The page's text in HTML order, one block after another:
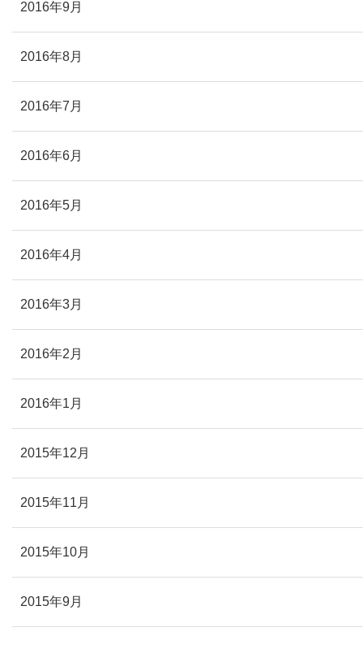
2016年9月
2016年8月
2016年7月
2016年6月
2016年5月
2016年4月
2016年3月
2016年2月
2016年1月
2015年12月
2015年11月
2015年10月
2015年9月